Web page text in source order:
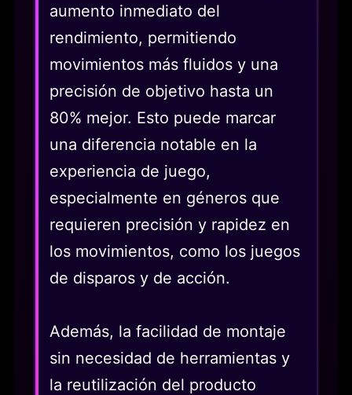
aumento inmediato del
rendimiento, permitiendo
movimientos más fluidos y una
precisión de objetivo hasta un
80% mejor. Esto puede marcar
una diferencia notable en la
experiencia de juego,
especialmente en géneros que
requieren precisión y rapidez en
los movimientos, como los juegos
de disparos y de acción.
Además, la facilidad de montaje
sin necesidad de herramientas y
la reutilización del producto